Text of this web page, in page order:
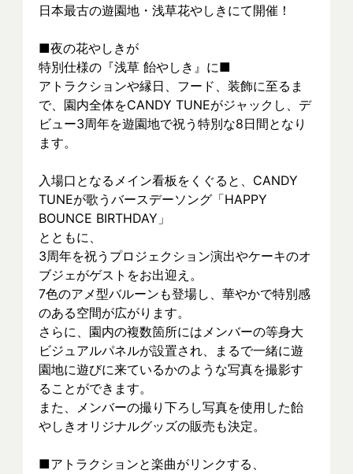
日本最古の遊園地・浅草花やしきにて開催！
■夜の花やしきが
特別仕様の『浅草 飴やしき』に■
アトラクションや縁日、フード、装飾に至るま
で、園内全体をCANDY TUNEがジャックし、デ
ビュー3周年を遊園地で祝う特別な8日間となり
ます。
入場口となるメイン看板をくぐると、CANDY
TUNEが歌うバースデーソング「HAPPY
BOUNCE BIRTHDAY」
とともに、
3周年を祝うプロジェクション演出やケーキのオ
ブジェがゲストをお出迎え。
7色のアメ型バルーンも登場し、華やかで特別感
のある空間が広がります。
さらに、園内の複数箇所にはメンバーの等身大
ビジュアルパネルが設置され、まるで一緒に遊
園地に遊びに来ているかのような写真を撮影す
ることができます。
また、メンバーの撮り下ろし写真を使用した飴
やしきオリジナルグッズの販売も決定。
■アトラクションと楽曲がリンクする、